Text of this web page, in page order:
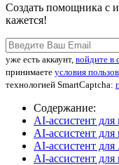
Создать помощника с
кажется!
уже есть аккаунт, войдите в
принимаете условия
технологией SmartCaptcha:
Содержание:
AI-ассистент для
AI-ассистент для
AI-ассистент
AI-ассистент